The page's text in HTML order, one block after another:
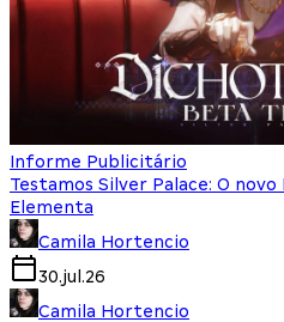
Informe Publicitário
Testamos Silver Palace: O
Elementa
Camila Hortencio
30.jul.26
Camila Hortencio